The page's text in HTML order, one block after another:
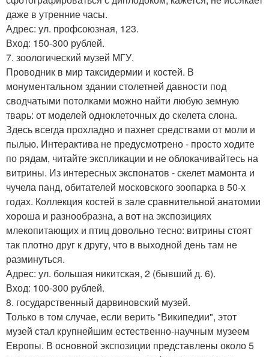
даже в утренние часы.
Адрес: ул. профсоюзная, 123.
Вход: 150-300 рублей.
7. зоологический музей МГУ.
Проводник в мир таксидермии и костей. В
монументальном здании столетней давности под
сводчатыми потолками можно найти любую земную
тварь: от моделей одноклеточных до скелета слона.
Здесь всегда прохладно и пахнет средствами от моли и
пылью. Интерактива не предусмотрено - просто ходите
по рядам, читайте экспликации и не облокачивайтесь на
витрины. Из интересных экспонатов - скелет мамонта и
чучела панд, обитателей московского зоопарка в 50-х
годах. Коллекция костей в зале сравнительной анатомии
хороша и разнообразна, а вот на экспозициях
млекопитающих и птиц довольно тесно: витрины стоят
так плотно друг к другу, что в выходной день там не
разминуться.
Адрес: ул. большая никитская, 2 (бывший д. 6).
Вход: 100-300 рублей.
8. государственный дарвиновский музей.
Только в том случае, если верить "Википедии", этот
музей стал крупнейшим естественно-научным музеем
Европы. В основной экспозиции представлены около 5